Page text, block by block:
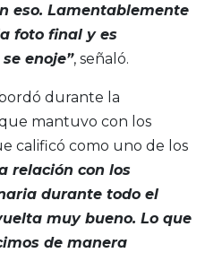
eso. Lamentablemente
foto final y es
enoje”, señaló.
durante la
mantuvo con los
calificó como uno de los
relación con los
durante todo el
muy bueno. Lo que
de manera